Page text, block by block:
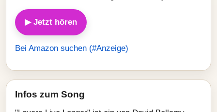
▶ Jetzt hören
Bei Amazon suchen (#Anzeige)
Infos zum Song